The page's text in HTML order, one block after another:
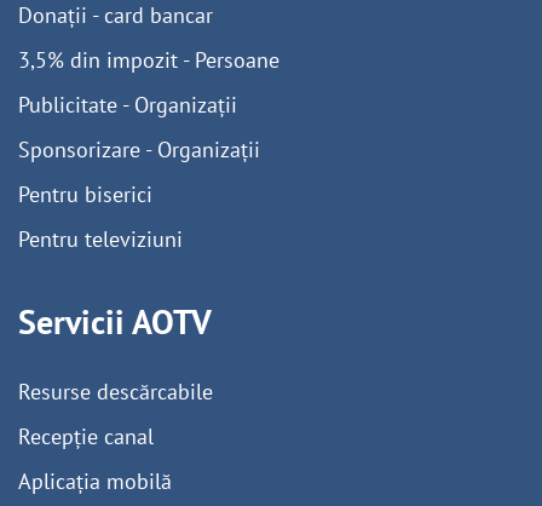
Donații - card bancar
3,5% din impozit - Persoane
Publicitate - Organizații
Sponsorizare - Organizații
Pentru biserici
Pentru televiziuni
Servicii AOTV
Resurse descărcabile
Recepție canal
Aplicația mobilă